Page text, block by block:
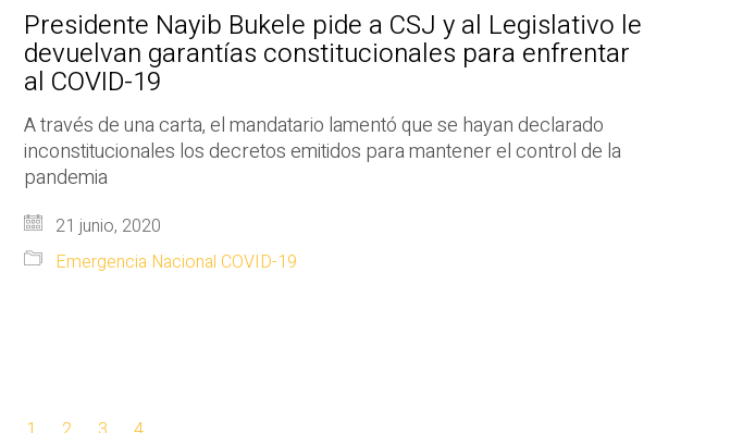
Presidente Nayib Bukele pide a CSJ y al Legislativo le
devuelvan garantías constitucionales para enfrentar
al COVID-19
A través de una carta, el mandatario lamentó que se hayan declarado
inconstitucionales los decretos emitidos para mantener el control de la
pandemia
21 junio, 2020
Emergencia Nacional COVID-19